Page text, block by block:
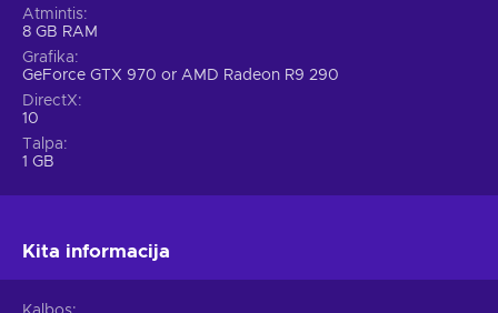
Atmintis
8 GB RAM
Grafika
GeForce GTX 970 or AMD Radeon R9 290
DirectX
10
Talpa
1 GB
Kita informacija